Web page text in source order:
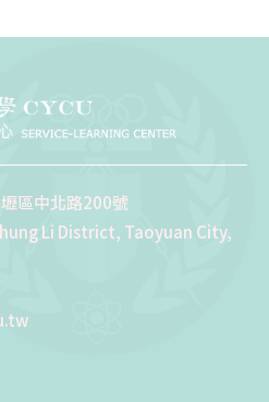
區中北路200號
Li District, Taoyuan City,